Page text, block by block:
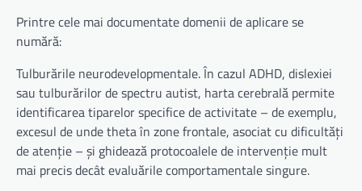
Printre cele mai documentate domenii de aplicare se
numără:
Tulburările neurodevelopmentale. În cazul ADHD, dislexiei
sau tulburărilor de spectru autist, harta cerebrală permite
identificarea tiparelor specifice de activitate – de exemplu,
excesul de unde theta în zone frontale, asociat cu dificultăți
de atenție – și ghidează protocoalele de intervenție mult
mai precis decât evaluările comportamentale singure.